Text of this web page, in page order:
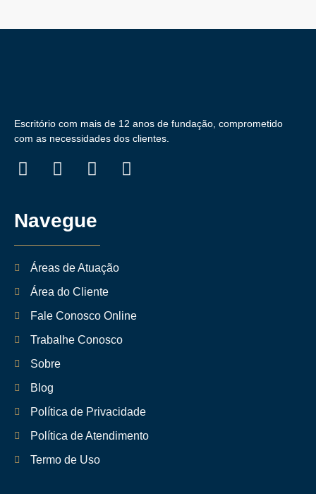
Escritório com mais de 12 anos de fundação, comprometido
com as necessidades dos clientes.
Navegue
Áreas de Atuação
Área do Cliente
Fale Conosco Online
Trabalhe Conosco
Sobre
Blog
Política de Privacidade
Política de Atendimento
Termo de Uso